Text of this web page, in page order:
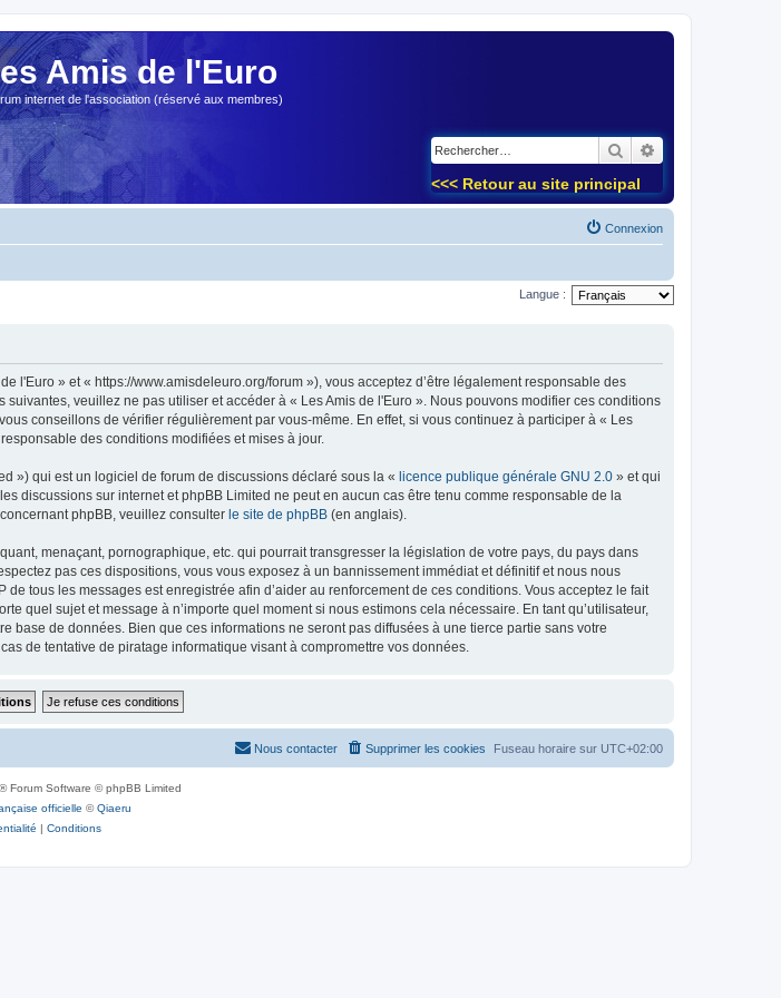
Amis de l'Euro
internet de l'association (réservé aux membres)
Rechercher
<<< Retour au site principal
Connexion
Langue :
l'Euro » et « https://www.amisdeleuro.org/forum »), vous acceptez d’être légalement responsable des
veuillez ne pas utiliser et accéder à « Les Amis de l'Euro ». Nous pouvons modifier ces conditions
conseillons de vérifier régulièrement par vous-même. En effet, si vous continuez à participer à « Les
des conditions modifiées et mises à jour.
») qui est un logiciel de forum de discussions déclaré sous la « licence publique générale GNU 2.0 » et qui
discussions sur internet et phpBB Limited ne peut en aucun cas être tenu comme responsable de la
phpBB, veuillez consulter le site de phpBB (en anglais).
menaçant, pornographique, etc. qui pourrait transgresser la législation de votre pays, du pays dans
pas ces dispositions, vous vous exposez à un bannissement immédiat et définitif et nous nous
tous les messages est enregistrée afin d’aider au renforcement de ces conditions. Vous acceptez le fait
quel sujet et message à n’importe quel moment si nous estimons cela nécessaire. En tant qu’utilisateur,
de données. Bien que ces informations ne seront pas diffusées à une tierce partie sans votre
de tentative de piratage informatique visant à compromettre vos données.
Fuseau horaire sur UTC+02:00
Supprimer les cookies
Nous contacter
® Forum Software © phpBB Limited
officielle ©Qiaeru
| Conditions